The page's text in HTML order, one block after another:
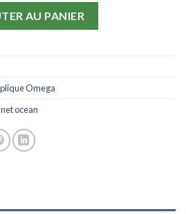
AU PANIER
Omega
ocean